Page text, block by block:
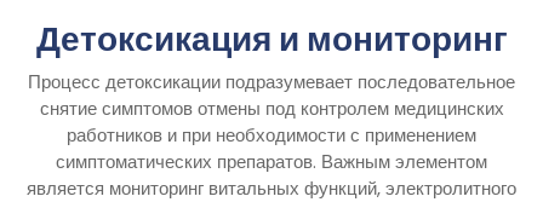
Детоксикация и мониторинг
Процесс детоксикации подразумевает последовательное
снятие симптомов отмены под контролем медицинских
работников и при необходимости с применением
симптоматических препаратов. Важным элементом
является мониторинг витальных функций, электролитного